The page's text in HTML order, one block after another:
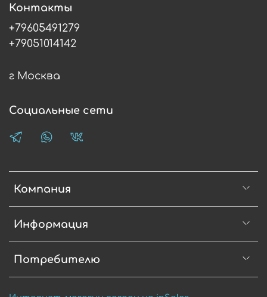
Компания
Информация
Потребителю
Контакты
+79605491279
+79051014142
г Москва
Социальные сети